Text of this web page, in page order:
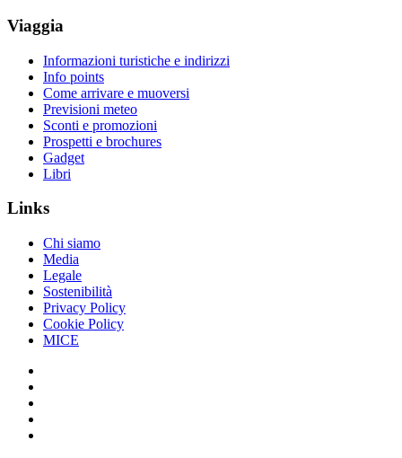
Viaggia
Informazioni turistiche e indirizzi
Info points
Come arrivare e muoversi
Previsioni meteo
Sconti e promozioni
Prospetti e brochures
Gadget
Libri
Links
Chi siamo
Media
Legale
Sostenibilità
Privacy Policy
Cookie Policy
MICE